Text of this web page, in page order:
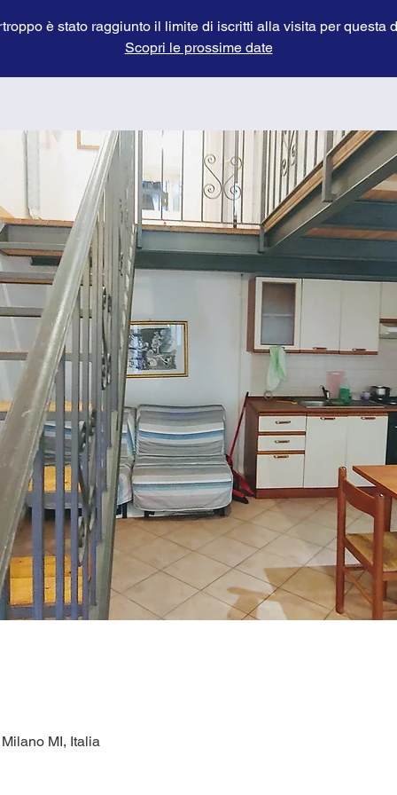
è stato raggiunto il limite di iscritti alla visita per questa
Scopri le prossime date
MI, Italia